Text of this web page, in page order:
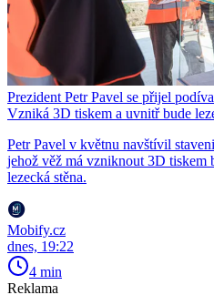
Prezident Petr Pavel se přijel
Vzniká 3D tiskem a uvnitř bude
Petr Pavel v květnu navštívil
jehož věž má vzniknout 3D tiskem
lezecká stěna.
Mobify.cz
dnes, 19:22
4 min
Reklama